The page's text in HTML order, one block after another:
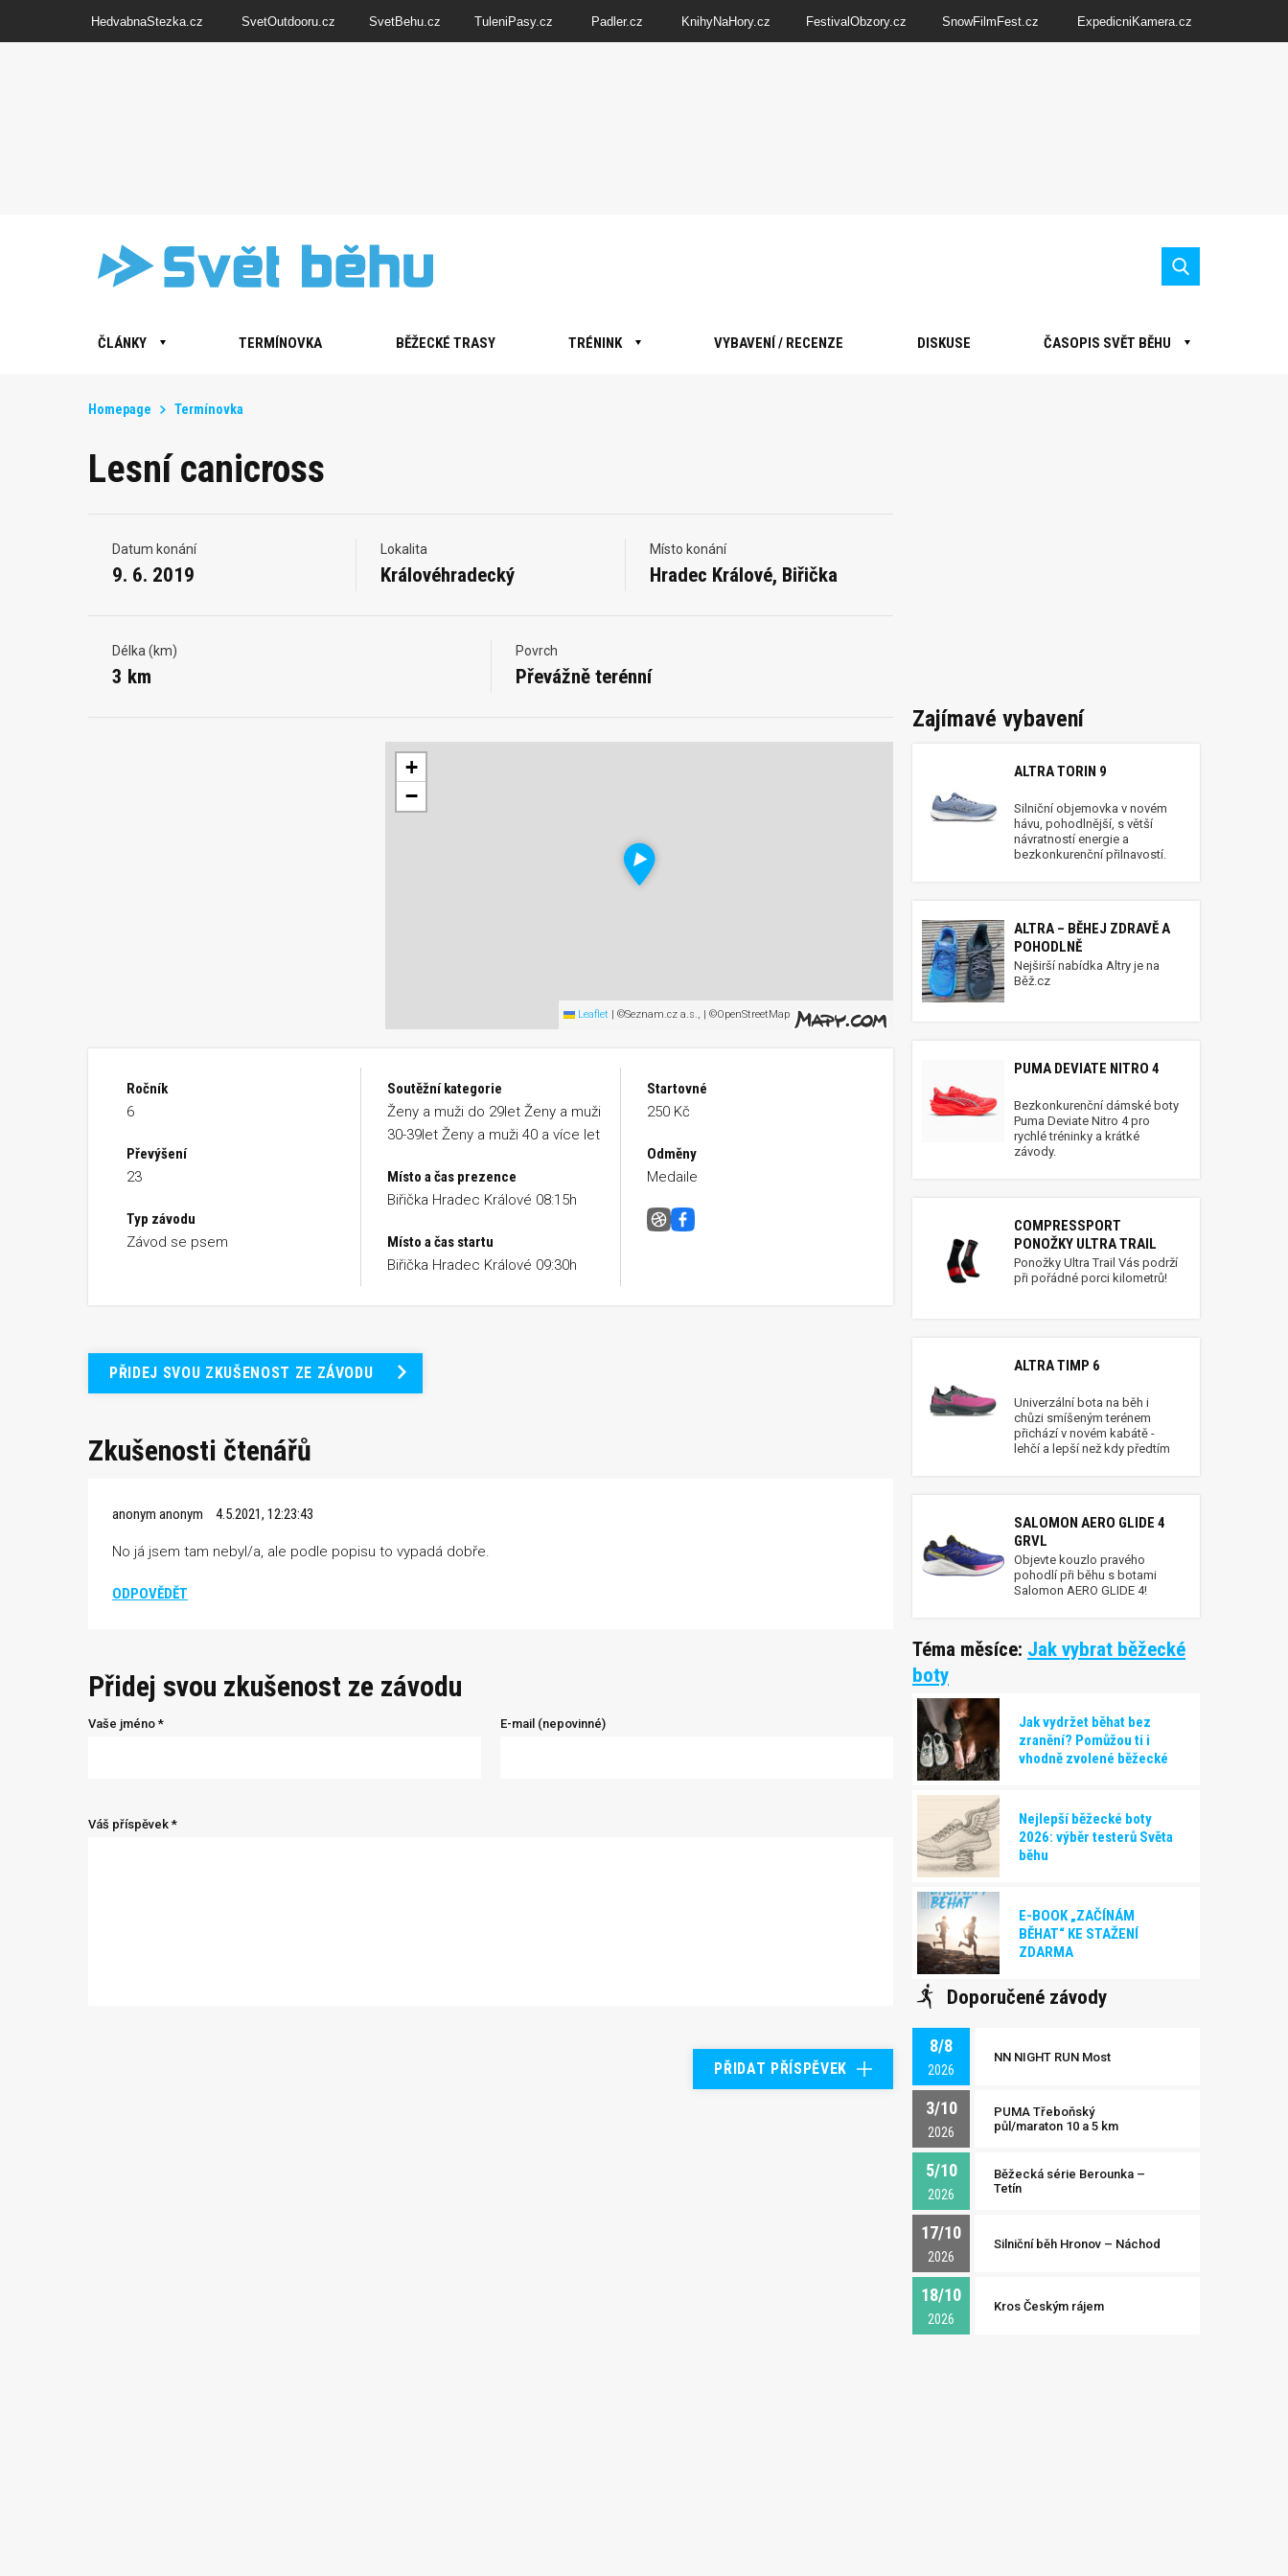
HedvabnaStezka.cz SvetOutdooru.cz SvetBehu.cz TuleniPasy.cz Padler.cz KnihyNaHory.cz FestivalObzory.cz SnowFilmFest.cz ExpedicniKamera.cz
ČLÁNKY TERMÍNOVKA BĚŽECKÉ TRASY TRÉNINK VYBAVENÍ / RECENZE DISKUSE ČASOPIS SVĚT BĚHU
Homepage Termínovka
Lesní canicross
Datum konání
9. 6. 2019
Lokalita
Královéhradecký
Místo konání
Hradec Králové, Biřička
Délka (km)
3 km
Povrch
Převážně terénní
+
−
Leaflet | ©Seznam.cz a.s., | ©OpenStreetMap
Ročník
6
Převýšení
23
Typ závodu
Závod se psem
Soutěžní kategorie
Ženy a muži do 29let Ženy a muži
30-39let Ženy a muži 40 a více let
Místo a čas prezence
Biřička Hradec Králové 08:15h
Místo a čas startu
Biřička Hradec Králové 09:30h
Startovné
250 Kč
Odměny
Medaile
Lesní canicross
Facebook
PŘIDEJ SVOU ZKUŠENOST ZE ZÁVODU
Zkušenosti čtenářů
anonym anonym 4.5.2021, 12:23:43
No já jsem tam nebyl/a, ale podle popisu to vypadá dobře.
ODPOVĚDĚT
Přidej svou zkušenost ze závodu
Vaše jméno * E-mail (nepovinné)
Váš příspěvek *
PŘIDAT PŘÍSPĚVEK
Zajímavé vybavení
ALTRA TORIN 9
Silniční objemovka v novém
hávu, pohodlnější, s větší
návratností energie a
bezkonkurenční přilnavostí.
ALTRA – BĚHEJ ZDRAVĚ A
POHODLNĚ
Nejširší nabídka Altry je na
Běž.cz
PUMA DEVIATE NITRO 4
Bezkonkurenční dámské boty
Puma Deviate Nitro 4 pro
rychlé tréninky a krátké
závody.
COMPRESSPORT
PONOŽKY ULTRA TRAIL
Ponožky Ultra Trail Vás podrží
při pořádné porci kilometrů!
ALTRA TIMP 6
Univerzální bota na běh i
chůzi smíšeným terénem
přichází v novém kabátě -
lehčí a lepší než kdy předtím
SALOMON AERO GLIDE 4
GRVL
Objevte kouzlo pravého
pohodlí při běhu s botami
Salomon AERO GLIDE 4!
Téma měsíce: Jak vybrat běžecké
boty
Jak vydržet běhat bez
zranění? Pomůžou ti i
vhodně zvolené běžecké
Nejlepší běžecké boty
2026: výběr testerů Světa
běhu
E-BOOK „ZAČÍNÁM
BĚHAT“ KE STAŽENÍ
ZDARMA
Doporučené závody
8/8
2026
NN NIGHT RUN Most
3/10
2026
PUMA Třeboňský
půl/maraton 10 a 5 km
5/10
2026
Běžecká série Berounka –
Tetín
17/10
2026
Silniční běh Hronov – Náchod
18/10
2026
Kros Českým rájem